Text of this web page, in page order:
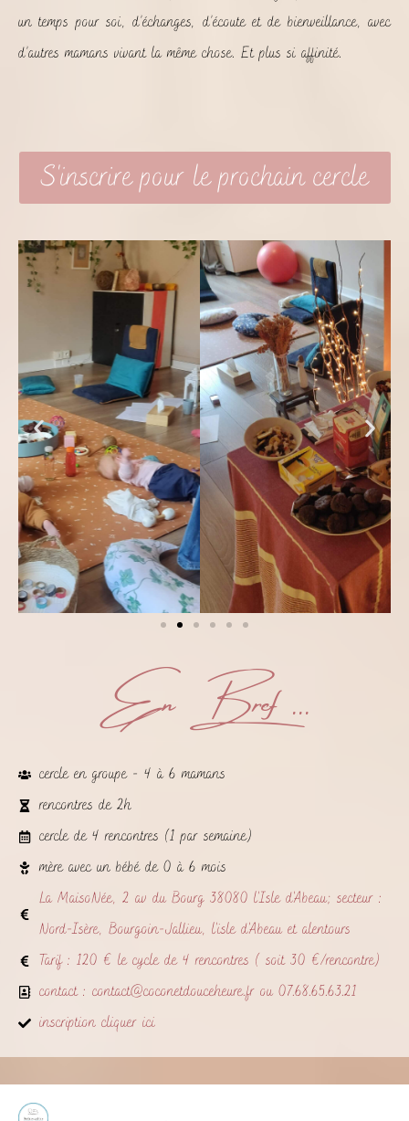
un temps pour soi, d’échanges, d’écoute et de bienveillance, avec
d’autres mamans vivant la même chose. Et plus si affinité.
S'inscrire pour le prochain cercle
En Bref ...
cercle en groupe - 4 à 6 mamans
rencontres de 2h
cercle de 4 rencontres (1 par semaine)
mère avec un bébé de 0 à 6 mois
La MaisoNée, 2 av du Bourg 38080 l'Isle d'Abeau; secteur :
Nord-Isère, Bourgoin-Jallieu, l'isle d'Abeau et alentours
Tarif : 120 € le cycle de 4 rencontres ( soit 30 €/rencontre)
contact : contact@coconetdouceheure.fr ou 07.68.65.63.21
inscription cliquer ici